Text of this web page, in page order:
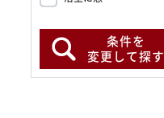
条件を
変更して探す